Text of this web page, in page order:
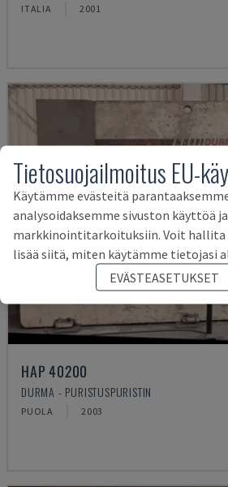
ITALIA 2001
HAP 40200
DURMA - PURISTUSPURISTIN
PUOLA 2003
Tietosuojailmoitus EU-
Käytämme evästeitä
analysoidaksemme sivuston käyttöä ja
markkinointitarkoituksiin. Voit hallita
lisää siitä, miten käytämme tietojasi
EVÄSTEASETUKSET